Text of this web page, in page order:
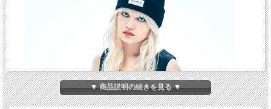
▼ 商品説明の続きを見る ▼